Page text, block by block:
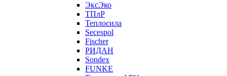
ЭксЭко
ТПлР
Теплосила
Secespol
Fischer
РИДАН
Sondex
FUNKE